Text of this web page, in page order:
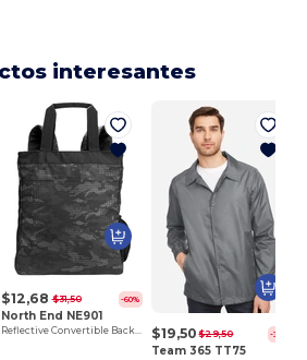
interesantes
$12,68 $31,50 -60%
North End NE901
Reflective Convertible Backpack Tote $19,50 $29,50 -34%
Team 365 TT75